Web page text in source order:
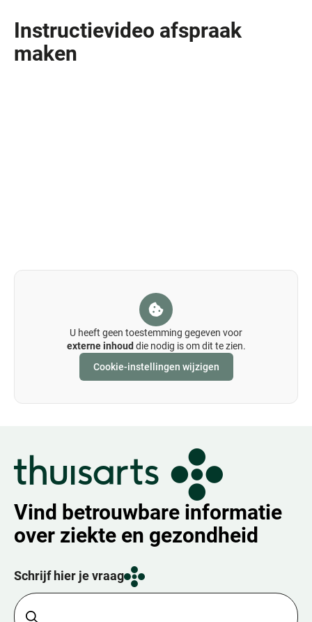
Lichamelijke klachten (POH-Somatiek)
Angst of paniek
Instructievideo afspraak
maken
U heeft geen toestemming gegeven voor
externe inhoud die nodig is om dit te zien.
Cookie-instellingen wijzigen
Vind betrouwbare informatie
over ziekte en gezondheid
Schrijf hier je vraag